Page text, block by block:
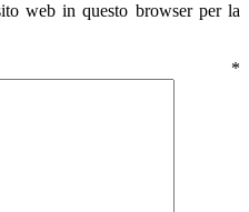
web in questo browser per la
*